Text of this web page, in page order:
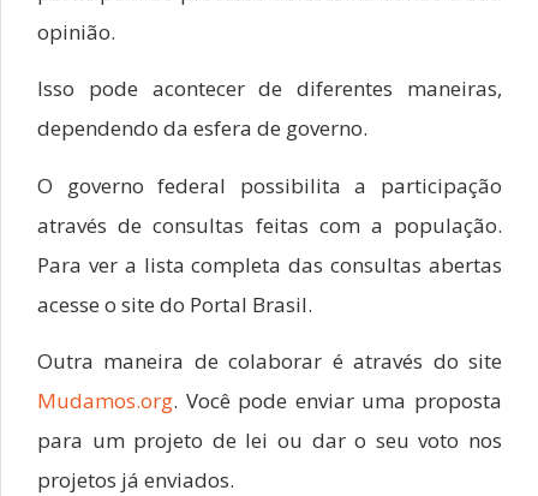
opinião.
Isso pode acontecer de diferentes maneiras,
dependendo da esfera de governo.
O governo federal possibilita a participação
através de consultas feitas com a população.
Para ver a lista completa das consultas abertas
acesse o site do Portal Brasil.
Outra maneira de colaborar é através do site
Mudamos.org. Você pode enviar uma proposta
para um projeto de lei ou dar o seu voto nos
projetos já enviados.